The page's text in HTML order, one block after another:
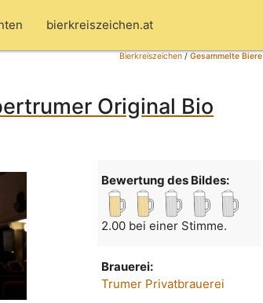
bierkreiszeichen.at
Bierkreiszeichen/Gesammelte Biere
Original Bio
Bewertung des Bildes:
2.00 bei einer Stimme.
Brauerei:
Trumer Privatbrauerei